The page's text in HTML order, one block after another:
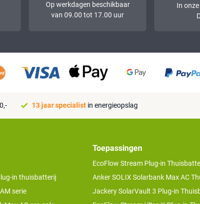
Op werkdagen beschikbaar
van 09.00 tot 17.00 uur
In
13 jaar specialist in energieopslag
in thuisbatterij
serie
Toepassingen
EcoFlow Stream Plug-in
Anker SOLIX Solarbank Max AC
Jackery SolarVault 3 Plug-in